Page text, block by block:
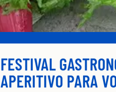
FESTIVAL
APERITIVO PARA